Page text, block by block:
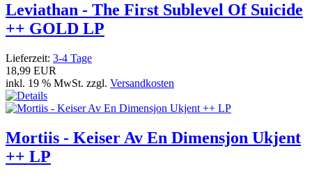
Leviathan - The First Sublevel Of Suicide
++ GOLD LP
Lieferzeit: 3-4 Tage
18,99 EUR
inkl. 19 % MwSt. zzgl. Versandkosten
Mortiis - Keiser Av En Dimensjon Ukjent
++ LP